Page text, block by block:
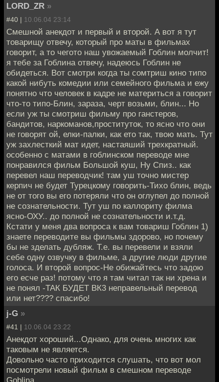
LORD_ZR »
#40 | 10.06.04 23:14
Смешной анекдот и первый и второй. А вот я тут
товарищу отвечу, который про маты в фильмах
говорит, а то чегото наш увожаемый Гоблин молчит!
я тебе за Гоблина отвечу, надеюсь Гоблин не
обидеться. Вот смотри когда ты сомтриш кино типо
какой нибуть комедии или семейного фильма и ежу
понятно что человек в кадре не материться а говорит
что-то типо-Блин, зараза, черт возьми, блин... Но
если уж ты смотриш фильму про ганстеров,
бандитов, наркоманов,проституток, то ясно что они
не говорят ой, елки-палки, как ето так, твою мать. Тут
уж захлесткий мат идет, настаяший трехкратный.
особенно с матами в гоблинском переводе мне
понравился фильм Большой куш, Ну Спиз.. как
перевел наш переводчик! там уш точно мистер
керпич не будет Турецкому говорить-Тихо блин, ведь
не от того вы его потеряли что он оглупел до полной
не сознательности. Тут уш по каллориту филма
ясно-ОХУ.. до полной не сознательности и.т.д.
Кстати у меня два вопроса к вам товариш Гоблин 1)
знаете переводите вы фильмы здорово, но почему
бы не зделать дубляж. Т.е. вы перевели и взяли
себе одну озвучку в фильме, а другие люди другие
голоса. И второй вопрос-Не обижайтесь что задою
его есче раз! потому что я там читал так ни хрена и
не понял -ТАК БУДЕТ ВК3 неправельный перевод
или нет???? спасибо!
j-G »
#41 | 10.06.04 23:22
Анекдот хороший...Однако, для очень многих как
таковым не является.
Довольно часто приходится слушать, что вот мол
посмотрели новый фильм в смешном переводе
Goblinа.